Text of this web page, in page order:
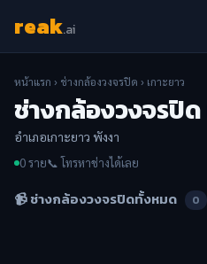
reak.ai
หน้าแรก › ช่างกล้องวงจรปิด › เกาะยาว
ช่างกล้องวงจรปิด
อำเภอเกาะยาว พังงา
0 ราย📞 โทรหาช่างได้เลย
📹 ช่างกล้องวงจรปิดทั้งหมด 0